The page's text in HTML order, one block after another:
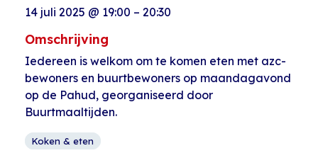
14 juli 2025 @ 19:00 – 20:30
Omschrijving
Iedereen is welkom om te komen eten met azc-
bewoners en buurtbewoners op maandagavond
op de Pahud, georganiseerd door
Buurtmaaltijden.
Koken & eten